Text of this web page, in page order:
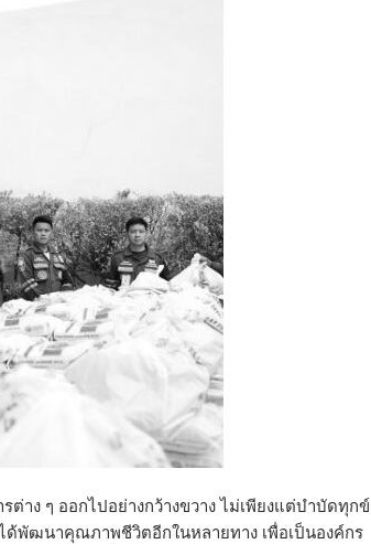
ต่าง ๆ ออกไปอย่างกว้างขวาง ไม่เพียงแต่บำบัดทุกข์
ด้พัฒนาคุณภาพชีวิตอีกในหลายทาง เพื่อเป็นองค์กร